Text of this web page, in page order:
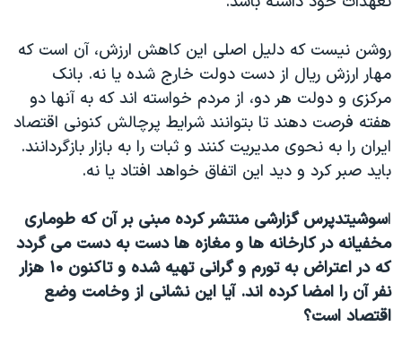
روشن نیست که دلیل اصلی این کاهش ارزش، آن است که
مهار ارزش ریال از دست دولت خارج شده یا نه. بانک
مرکزی و دولت هر دو، از مردم خواسته اند که به آنها دو
هفته فرصت دهند تا بتوانند شرایط پرچالش کنونی اقتصاد
ایران را به نحوی مدیریت کنند و ثبات را به بازار بازگردانند.
باید صبر کرد و دید این اتفاق خواهد افتاد یا نه.
اسوشیتدپرس گزارشی منتشر کرده مبنی بر آن که طوماری
مخفیانه در کارخانه ها و مغازه ها دست به دست می گردد
که در اعتراض به تورم و گرانی تهیه شده و تاکنون ۱۰ هزار
نفر آن را امضا کرده اند. آیا این نشانی از وخامت وضع
اقتصاد است؟